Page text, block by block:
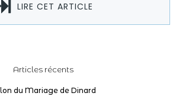
LIRE CET ARTICLE
Articles récents
du Mariage de Dinard